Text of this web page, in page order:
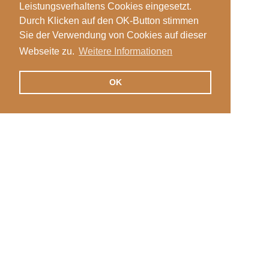
Leistungsverhaltens Cookies eingesetzt.
Durch Klicken auf den OK-Button stimmen
Sie der Verwendung von Cookies auf dieser
Webseite zu. Weitere Informationen
OK